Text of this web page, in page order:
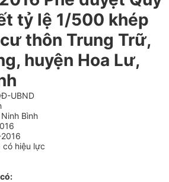
tỷ lệ 1/500 khép
thôn Trung Trữ,
huyện Hoa Lư,
UBND
Bình
có hiệu lực